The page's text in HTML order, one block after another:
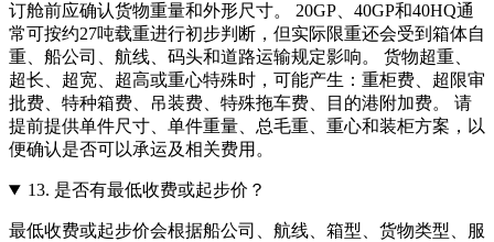
订舱前应确认货物重量和外形尺寸。 20GP、40GP和40HQ通
常可按约27吨载重进行初步判断，但实际限重还会受到箱体自
重、船公司、航线、码头和道路运输规定影响。 货物超重、
超长、超宽、超高或重心特殊时，可能产生：重柜费、超限审
批费、特种箱费、吊装费、特殊拖车费、目的港附加费。 请
提前提供单件尺寸、单件重量、总毛重、重心和装柜方案，以
便确认是否可以承运及相关费用。
13. 是否有最低收费或起步价？
最低收费或起步价会根据船公司、航线、箱型、货物类型、服